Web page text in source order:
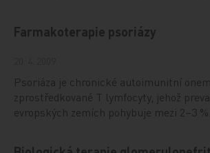
Farmakoterapie psoriázy
Psoriáza je chronické autoimunitní
zprostředkované T lymfocyty, jehož
evropských zemích pohybuje mezi 2–3 %.